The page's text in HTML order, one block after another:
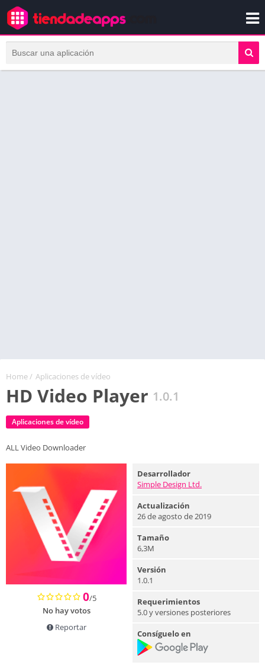
Home/ Aplicaciones de vídeo
HD Video Player 1.0.1
Aplicaciones de vídeo
ALL Video Downloader
0/5
No hay votos
Reportar
Desarrollador
Simple Design Ltd.
Actualización
26 de agosto de 2019
Tamaño
6,3M
Versión
1.0.1
Requerimientos
5.0 y versiones posteriores
Consíguelo en